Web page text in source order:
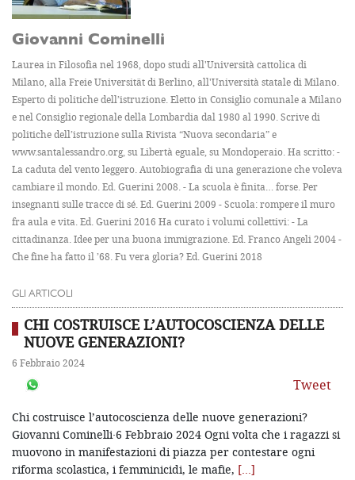
Giovanni Cominelli
Laurea in Filosofia nel 1968, dopo studi all'Università cattolica di
Milano, alla Freie Universität di Berlino, all'Università statale di Milano.
Esperto di politiche dell’istruzione. Eletto in Consiglio comunale a Milano
e nel Consiglio regionale della Lombardia dal 1980 al 1990. Scrive di
politiche dell’istruzione sulla Rivista “Nuova secondaria” e
www.santalessandro.org, su Libertà eguale, su Mondoperaio. Ha scritto: -
La caduta del vento leggero. Autobiografia di una generazione che voleva
cambiare il mondo. Ed. Guerini 2008. - La scuola è finita… forse. Per
insegnanti sulle tracce di sé. Ed. Guerini 2009 - Scuola: rompere il muro
fra aula e vita. Ed. Guerini 2016 Ha curato i volumi collettivi: - La
cittadinanza. Idee per una buona immigrazione. Ed. Franco Angeli 2004 -
Che fine ha fatto il ’68. Fu vera gloria? Ed. Guerini 2018
GLI ARTICOLI
CHI COSTRUISCE L’AUTOCOSCIENZA DELLE
NUOVE GENERAZIONI?
6 Febbraio 2024
Tweet
Chi costruisce l’autocoscienza delle nuove generazioni?
Giovanni Cominelli·6 Febbraio 2024 Ogni volta che i ragazzi si
muovono in manifestazioni di piazza per contestare ogni
riforma scolastica, i femminicidi, le mafie, […]